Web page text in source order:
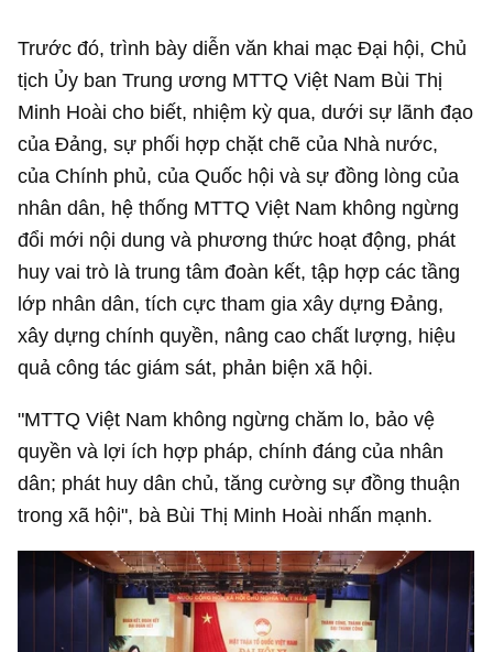
Trước đó, trình bày diễn văn khai mạc Đại hội, Chủ
tịch Ủy ban Trung ương MTTQ Việt Nam Bùi Thị
Minh Hoài cho biết, nhiệm kỳ qua, dưới sự lãnh đạo
của Đảng, sự phối hợp chặt chẽ của Nhà nước,
của Chính phủ, của Quốc hội và sự đồng lòng của
nhân dân, hệ thống MTTQ Việt Nam không ngừng
đổi mới nội dung và phương thức hoạt động, phát
huy vai trò là trung tâm đoàn kết, tập hợp các tầng
lớp nhân dân, tích cực tham gia xây dựng Đảng,
xây dựng chính quyền, nâng cao chất lượng, hiệu
quả công tác giám sát, phản biện xã hội.
"MTTQ Việt Nam không ngừng chăm lo, bảo vệ
quyền và lợi ích hợp pháp, chính đáng của nhân
dân; phát huy dân chủ, tăng cường sự đồng thuận
trong xã hội", bà Bùi Thị Minh Hoài nhấn mạnh.